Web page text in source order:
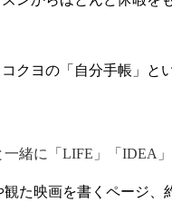
クヨの「自分手帳」と
一緒に「 LIFE 」「 IDEA
た映画を書くページ